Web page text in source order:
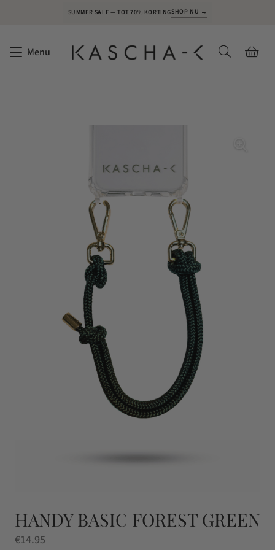
SUMMER SALE — TOT 70% KORTINGSHOP NU →
Menu
HANDY BASIC FOREST GREEN
€14.95